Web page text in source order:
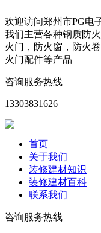
欢迎访问郑州市PG电
我们主营各种钢质防
火门，防火窗，防火
火门配件等产品
咨询服务热线
13303831626
首页
关于我们
装修建材知识
装修建材百科
联系我们
咨询服务热线